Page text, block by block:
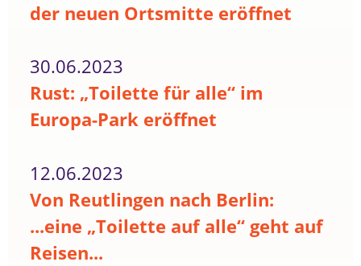
der neuen Ortsmitte eröffnet
30.06.2023
Rust: „Toilette für alle“ im
Europa-Park eröffnet
12.06.2023
Von Reutlingen nach Berlin:
...eine „Toilette auf alle“ geht auf
Reisen...